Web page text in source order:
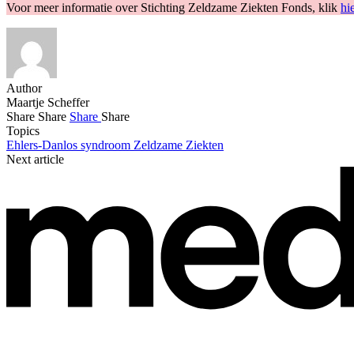
Voor meer informatie over Stichting Zeldzame Ziekten Fonds, klik
Author
Maartje Scheffer
Share Share Share Share
Topics
Ehlers-Danlos syndroom Zeldzame Ziekten
Next article